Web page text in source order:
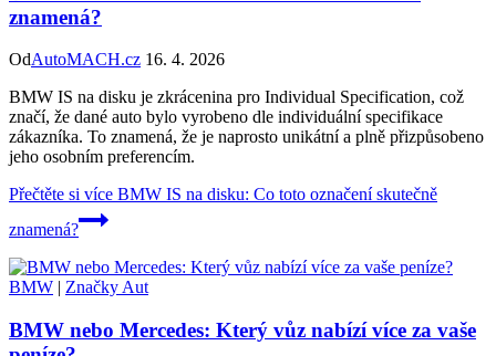
znamená?
OdAutoMACH.cz 16. 4. 2026
BMW IS na disku je zkrácenina pro Individual Specification, což
značí, že dané auto bylo vyrobeno dle individuální specifikace
zákazníka. To znamená, že je naprosto unikátní a plně přizpůsobeno
jeho osobním preferencím.
Přečtěte si více BMW IS na disku: Co toto označení skutečně
znamená?
BMW | Značky Aut
BMW nebo Mercedes: Který vůz nabízí více za vaše